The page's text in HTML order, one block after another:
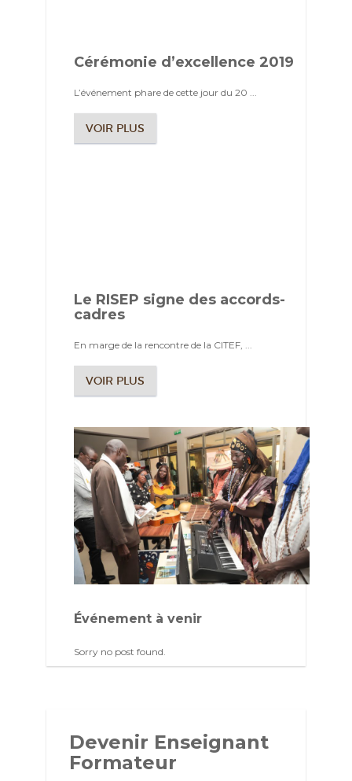
Cérémonie d’excellence 2019
L’événement phare de cette jour du 20 ...
VOIR PLUS
Le RISEP signe des accords-
cadres
En marge de la rencontre de la CITEF, ...
VOIR PLUS
Événement à venir
Sorry no post found.
Devenir Enseignant
Formateur